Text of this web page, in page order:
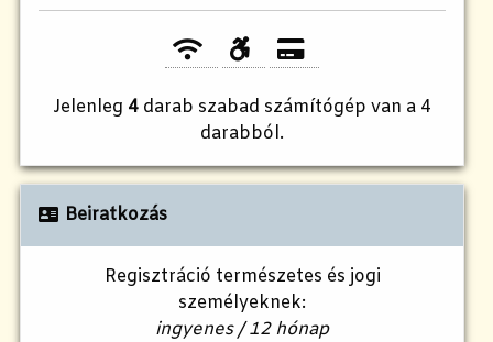
Jelenleg 4 darab szabad számítógép van a 4
darabból.
Beiratkozás
Regisztráció természetes és jogi
személyeknek:
ingyenes / 12 hónap